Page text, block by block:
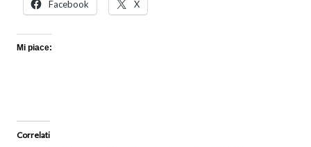
Facebook X
Mi piace:
Correlati